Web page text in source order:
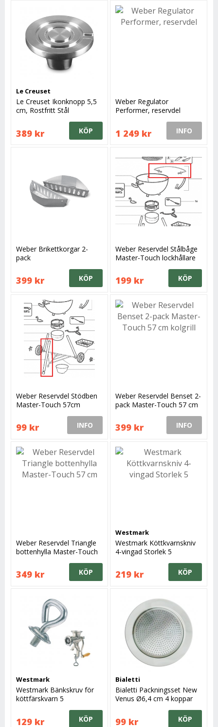
Le Creuset
Le Creuset Ikonknopp 5,5
cm, Rostfritt Stål
389 kr KÖP
Weber Regulator
Performer, reservdel
1 249 kr INFO
Weber Brikettkorgar 2-
pack
399 kr KÖP
Weber Reservdel Stålbåge
Master-Touch lockhållare
199 kr KÖP
Weber Reservdel Stödben
Master-Touch 57cm
99 kr INFO
Weber Reservdel Benset 2-
pack Master-Touch 57 cm
399 kr INFO
Weber Reservdel Triangle
bottenhylla Master-Touch
349 kr KÖP
Westmark
Westmark Köttkvarnskniv
4-vingad Storlek 5
219 kr KÖP
Westmark
Westmark Bänkskruv för
köttfärskvarn 5
129 kr KÖP
Bialetti
Bialetti Packningsset New
Venus Ø6,4 cm 4 koppar
99 kr KÖP